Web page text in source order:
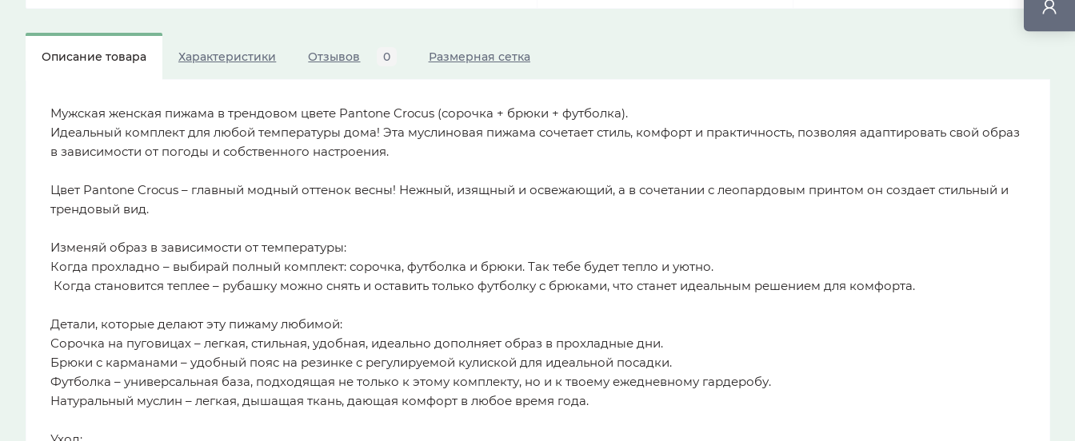
Описание товара Характеристики Отзывов 0 Размерная сетка
Мужская женская пижама в трендовом цвете Pantone Crocus (сорочка + брюки + футболка).
Идеальный комплект для любой температуры дома! Эта муслиновая пижама сочетает стиль, комфорт и практичность, позволяя адаптировать свой образ
в зависимости от погоды и собственного настроения.
Цвет Pantone Crocus – главный модный оттенок весны! Нежный, изящный и освежающий, а в сочетании с леопардовым принтом он создает стильный и
трендовый вид.
Изменяй образ в зависимости от температуры:
Когда прохладно – выбирай полный комплект: сорочка, футболка и брюки. Так тебе будет тепло и уютно.
️ Когда становится теплее – рубашку можно снять и оставить только футболку с брюками, что станет идеальным решением для комфорта.
Детали, которые делают эту пижаму любимой:
Сорочка на пуговицах – легкая, стильная, удобная, идеально дополняет образ в прохладные дни.
Брюки с карманами – удобный пояс на резинке с регулируемой кулиской для идеальной посадки.
Футболка – универсальная база, подходящая не только к этому комплекту, но и к твоему ежедневному гардеробу.
Натуральный муслин – легкая, дышащая ткань, дающая комфорт в любое время года.